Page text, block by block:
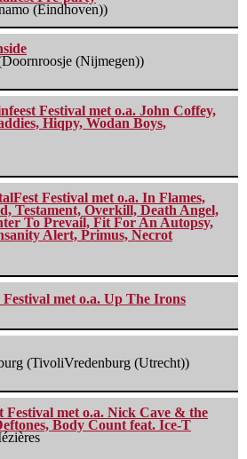
(Eindhoven))
(Nijmegen))
Festival met o.a. John Coffey,
Hiqpy, Wodan Boys,
Festival met o.a. In Flames,
Testament, Overkill, Death Angel,
To Prevail, Fit For An Autopsy,
Alert, Primus, Necrot
met o.a. Up The Irons
(TivoliVredenburg (Utrecht))
Festival met o.a. Nick Cave & the
Body Count feat. Ice-T